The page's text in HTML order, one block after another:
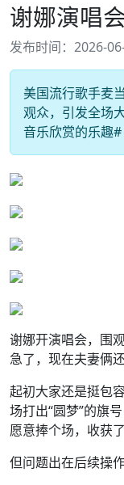
谢娜演唱
发布时间：2026-
美国流行歌手麦
观众，引发全场
音乐欣赏的乐趣
谢娜开演唱会，围
急了，现在夫妻俩
起初大家还是挺包
场打出“圆梦”的旗
愿意捧个场，收获
但问题出在后续操作